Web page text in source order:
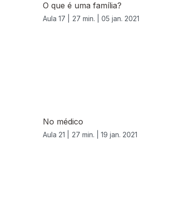
O que é uma família?
Aula 17 | 27 min. | 05 jan. 2021
No médico
Aula 21 | 27 min. | 19 jan. 2021